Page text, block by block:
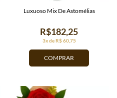
COMPRAR
3x de R$ 60,75
R$182,25
Luxuoso Mix De Astomélias